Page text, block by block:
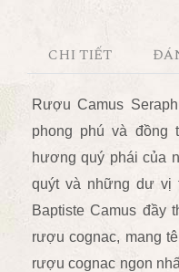
CHI TIẾT
Rượu Camus
phong phú và
hương quý phái của
quýt và những dư vị
Baptiste Camus đầy
rượu cognac, mang
rượu cognac ngon